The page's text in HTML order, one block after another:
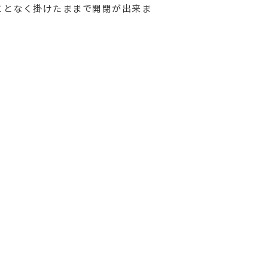
となく掛けたままで開閉が出来ま